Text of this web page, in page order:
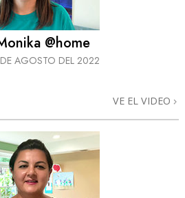
@home
AGOSTO DEL 2022
VE EL VIDEO